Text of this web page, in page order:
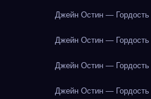
Джейн Остин — Гордость
Джейн Остин — Гордость
Джейн Остин — Гордость
Джейн Остин — Гордость